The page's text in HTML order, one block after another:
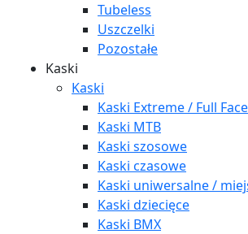
Tubeless
Uszczelki
Pozostałe
Kaski
Kaski
Kaski Extreme / Full Face
Kaski MTB
Kaski szosowe
Kaski czasowe
Kaski uniwersalne /
Kaski dziecięce
Kaski BMX